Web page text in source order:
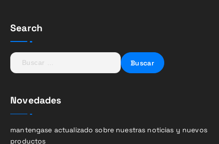
Search
B
u
a
r
Novedades
mantengase actualizado sobre nuestras noticias y nuevos
productos